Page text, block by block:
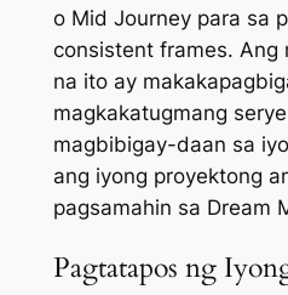
o Mid Journeypara sa
consistent frames. Ang
na ito ay
magkakatugmang
magbibigay-daan sa
ang iyong proyektong
pagsamahin sa Dream
Pagtatapos ng